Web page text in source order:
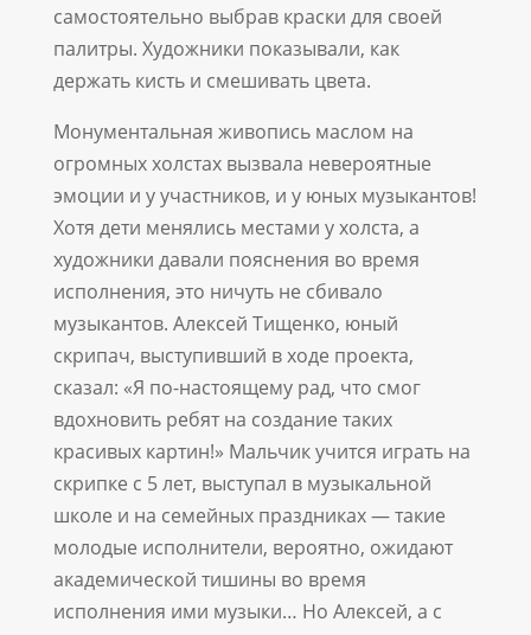
самостоятельно выбрав краски для своей
палитры. Художники показывали, как
держать кисть и смешивать цвета.
Монументальная живопись маслом на
огромных холстах вызвала невероятные
эмоции и у участников, и у юных музыкантов!
Хотя дети менялись местами у холста, а
художники давали пояснения во время
исполнения, это ничуть не сбивало
музыкантов. Алексей Тищенко, юный
скрипач, выступивший в ходе проекта,
сказал: «Я по-настоящему рад, что смог
вдохновить ребят на создание таких
красивых картин!» Мальчик учится играть на
скрипке с 5 лет, выступал в музыкальной
школе и на семейных праздниках — такие
молодые исполнители, вероятно, ожидают
академической тишины во время
исполнения ими музыки… Но Алексей, а с